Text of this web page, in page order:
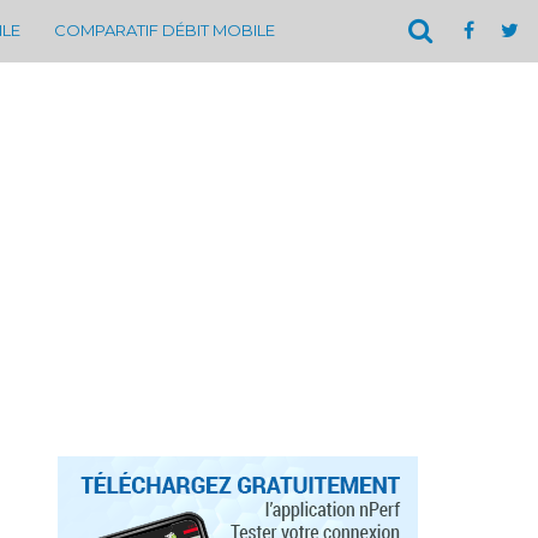
COMPARATIF DÉBIT MOBILE